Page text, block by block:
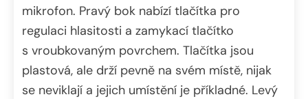
mikrofon. Pravý bok nabízí tlačítka pro
regulaci hlasitosti a zamykací tlačítko
s vroubkovaným povrchem. Tlačítka jsou
plastová, ale drží pevně na svém místě, nijak
se neviklají a jejich umístění je příkladné. Levý